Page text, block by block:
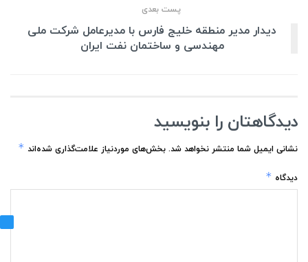
پست بعدی
دیدار مدیر منطقه خلیج فارس با مدیرعامل شرکت ملی
مهندسی و ساختمان نفت ایران
دیدگاهتان را بنویسید
نشانی ایمیل شما منتشر نخواهد شد. بخش‌های موردنیاز علامت‌گذاری شده‌اند *
دیدگاه *